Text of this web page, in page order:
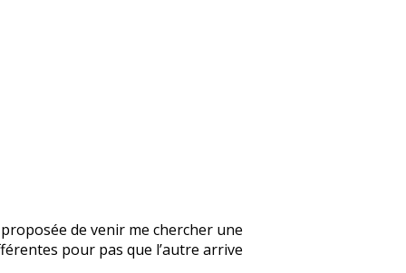
de venir me chercher une
pour pas que l’autre arrive